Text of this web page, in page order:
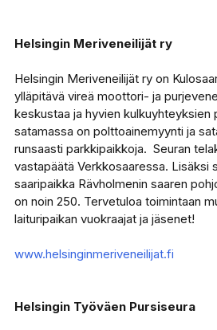
Helsingin Meriveneilijät ry
Helsingin Meriveneilijät ry on
ylläpitävä vireä moottori- ja
keskustaa ja hyvien kulkuyhteyksien
satamassa on polttoainemyynti ja
runsaasti parkkipaikkoja. Seuran
vastapäätä Verkkosaaressa. Lisäksi
saaripaikka Rävholmenin saaren
on noin 250. Tervetuloa toimintaan
laituripaikan vuokraajat ja jäsenet!
www.helsinginmeriveneilijat.fi
Helsingin Työväen Pursiseura